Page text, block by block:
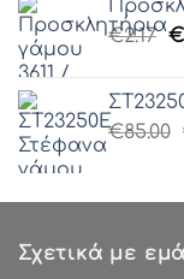
€2.17 €
€85.00
Σχετικά με